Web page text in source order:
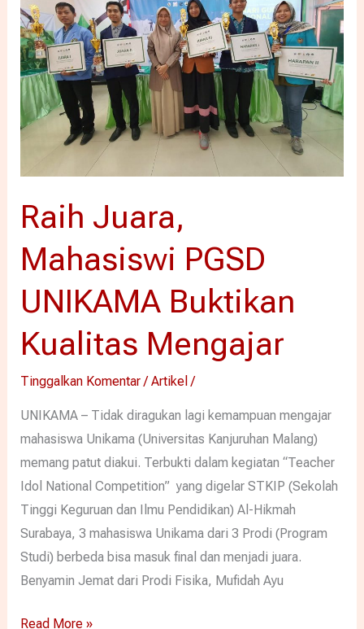
Raih Juara,
Mahasiswi PGSD
UNIKAMA Buktikan
Kualitas Mengajar
Tinggalkan Komentar /Artikel /
UNIKAMA – Tidak diragukan lagi kemampuan mengajar
mahasiswa Unikama (Universitas Kanjuruhan Malang)
memang patut diakui. Terbukti dalam kegiatan “Teacher
Idol National Competition” yang digelar STKIP (Sekolah
Tinggi Keguruan dan Ilmu Pendidikan) Al-Hikmah
Surabaya, 3 mahasiswa Unikama dari 3 Prodi (Program
Studi) berbeda bisa masuk final dan menjadi juara.
Benyamin Jemat dari Prodi Fisika, Mufidah Ayu
PGSD
UNIKAMA
Buktikan
Kualitas
Mengajar
Read More »